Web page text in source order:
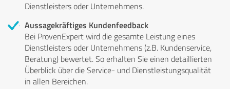
Dienstleisters oder Unternehmens.
Aussagekräftiges Kundenfeedback
Bei ProvenExpert wird die gesamte Leistung eines
Dienstleisters oder Unternehmens (z.B. Kundenservice,
Beratung) bewertet. So erhalten Sie einen detaillierten
Überblick über die Service- und Dienstleistungsqualität
in allen Bereichen.